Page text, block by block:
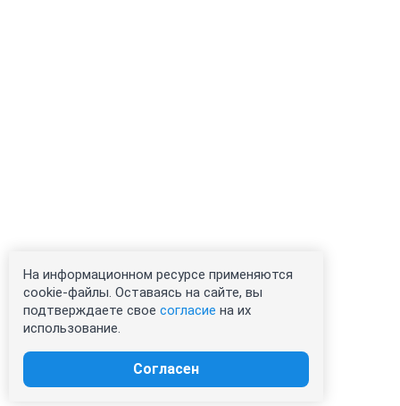
На информационном ресурсе применяются
cookie-файлы. Оставаясь на сайте, вы
подтверждаете свое согласие на их
использование.
Согласен